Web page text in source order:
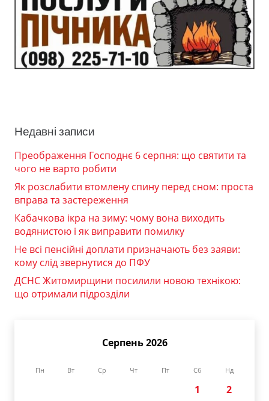
Недавні записи
Преображення Господнє 6 серпня: що святити та
чого не варто робити
Як розслабити втомлену спину перед сном: проста
вправа та застереження
Кабачкова ікра на зиму: чому вона виходить
водянистою і як виправити помилку
Не всі пенсійні доплати призначають без заяви:
кому слід звернутися до ПФУ
ДСНС Житомирщини посилили новою технікою:
що отримали підрозділи
Серпень 2026
Пн Вт Ср Чт Пт Сб Нд
1
2